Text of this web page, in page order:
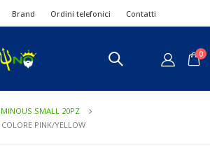
Brand Ordini telefonici Contatti
0
SMALL 20PZ
PINK/YELLOW